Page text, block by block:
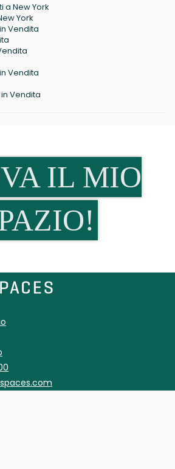
a New York
York
Vendita
Vendita
Vendita
IL MIO